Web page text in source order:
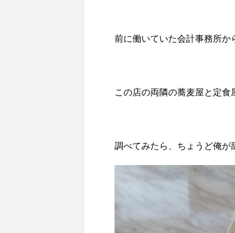
前に働いていた会計事務所か
この店の両隣の蕎麦屋と定食
調べてみたら、ちょうど俺が